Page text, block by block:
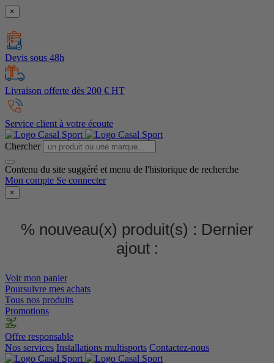
×
Devis sous 48h
Livraison offerte dès 200 € HT
Service client à votre écoute
Chercher
Contenu du site suggéré et menu de l'historique de recherche
Mon compte Se connecter
×
% nouveau(x) produit(s) : Dernier
ajout :
Voir mon panier
Poursuivre mes achats
Tous nos produits
Promotions
Offre responsable
Nos services Installations multisports Contactez-nous